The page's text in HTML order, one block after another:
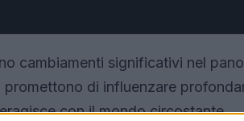
cambiamenti significativi nel
promettono di influenzare
con il mondo circostante.